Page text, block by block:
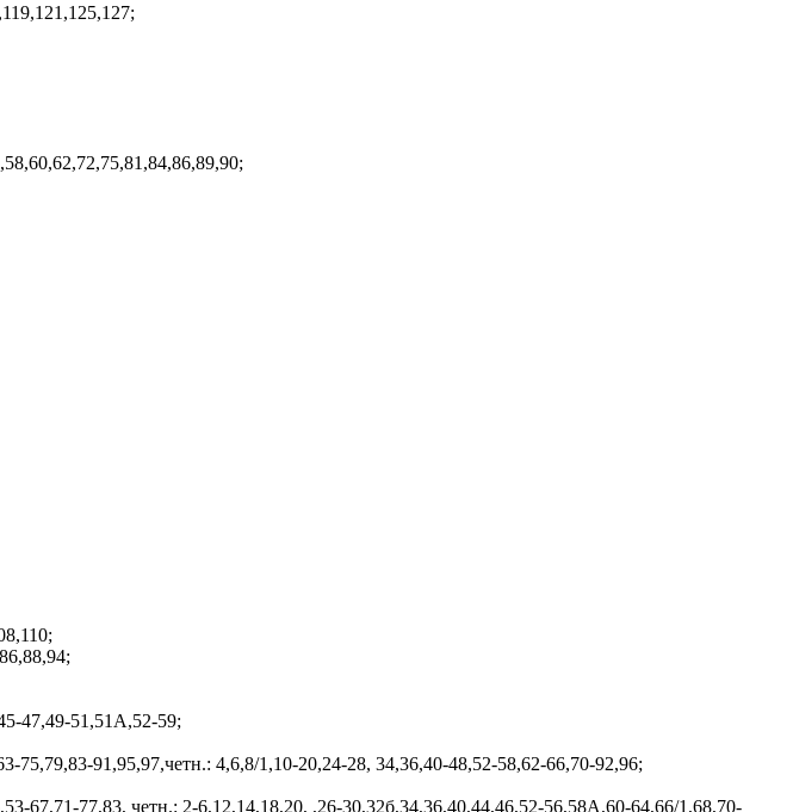
47,49-51,51А,52-59;
75,79,83-91,95,97,четн.: 4,6,8/1,10-20,24-28, 34,36,40-48,52-58,62-66,70-92,96;
67,71-77,83, четн.: 2-6,12,14,18,20, ,26-30,32б,34,36,40,44,46,52-56,58А,60-64,66/1,68,70-